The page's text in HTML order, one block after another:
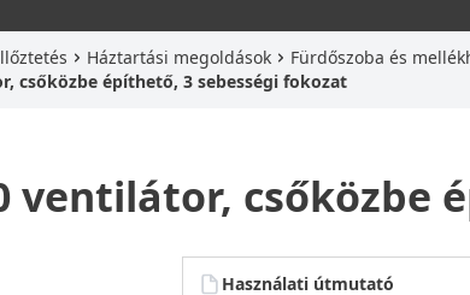
Háztartási megoldások
Fürdőszoba és
csőközbe építhető, 3 sebességi fokozat
ventilátor, csőközbe
Használati útmutató